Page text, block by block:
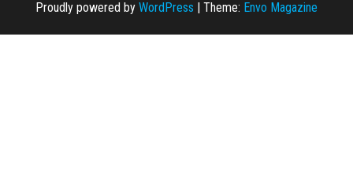
Proudly powered by WordPress Theme: Envo Magazine